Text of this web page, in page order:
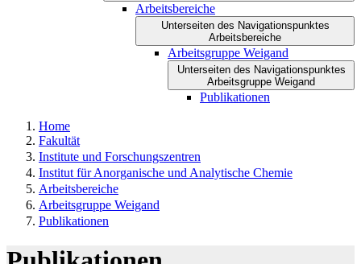
Arbeitsbereiche
Unterseiten des Navigationspunktes
Arbeitsbereiche
Arbeitsgruppe Weigand
Unterseiten des Navigationspunktes
Arbeitsgruppe Weigand
Publikationen
Home
Fakultät
Institute und Forschungszentren
Institut für Anorganische und Analytische Chemie
Arbeitsbereiche
Arbeitsgruppe Weigand
Publikationen